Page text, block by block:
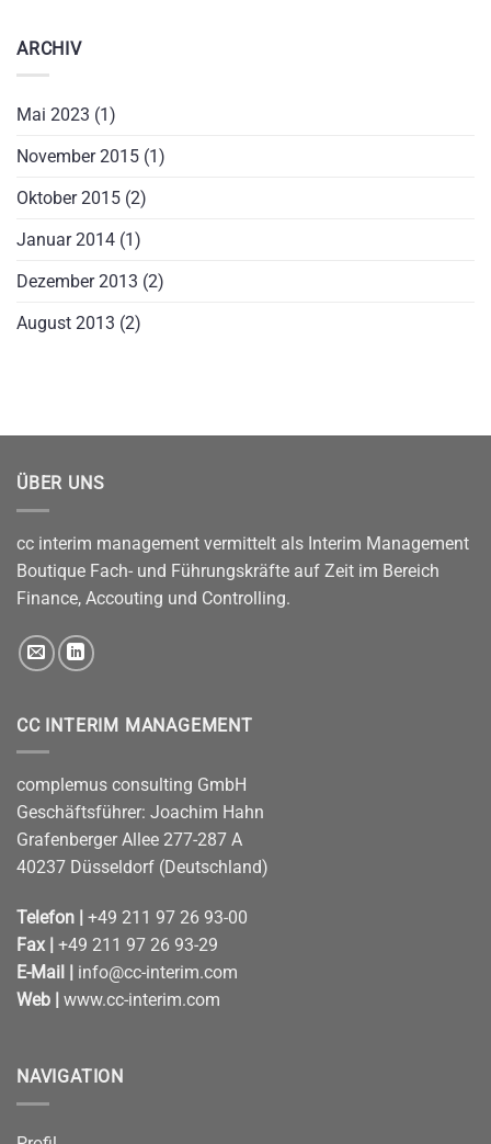
ARCHIV
Mai 2023 (1)
November 2015 (1)
Oktober 2015 (2)
Januar 2014 (1)
Dezember 2013 (2)
August 2013 (2)
ÜBER UNS
cc interim management vermittelt als Interim Management
Boutique Fach- und Führungskräfte auf Zeit im Bereich
Finance, Accouting und Controlling.
CC INTERIM MANAGEMENT
complemus consulting GmbH
Geschäftsführer: Joachim Hahn
Grafenberger Allee 277-287 A
40237 Düsseldorf (Deutschland)
Telefon | +49 211 97 26 93-00
Fax | +49 211 97 26 93-29
E-Mail | info@cc-interim.com
Web | www.cc-interim.com
NAVIGATION